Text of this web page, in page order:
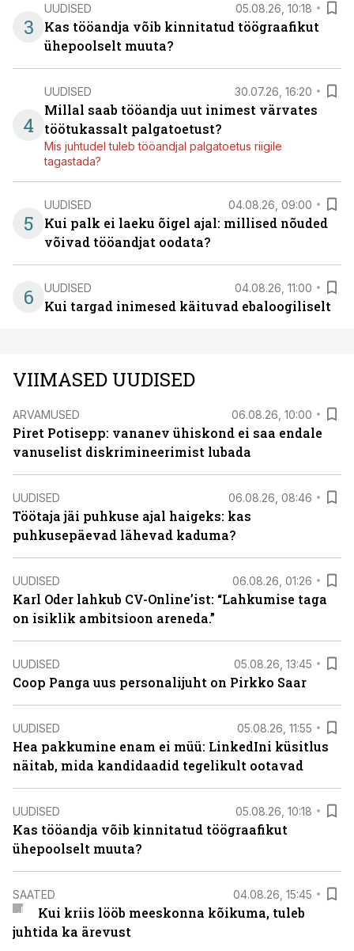
3
UUDISED 05.08.26, 10:18
Kas tööandja võib kinnitatud töögraafikut
ühepoolselt muuta?
4
UUDISED 30.07.26, 16:20
Millal saab tööandja uut inimest värvates
töötukassalt palgatoetust?
Mis juhtudel tuleb tööandjal palgatoetus riigile
tagastada?
5
UUDISED 04.08.26, 09:00
Kui palk ei laeku õigel ajal: millised nõuded
võivad tööandjat oodata?
6 UUDISED 04.08.26, 11:00
Kui targad inimesed käituvad ebaloogiliselt
VIIMASED UUDISED
ARVAMUSED 06.08.26, 10:00
Piret Potisepp: vananev ühiskond ei saa endale
vanuselist diskrimineerimist lubada
UUDISED 06.08.26, 08:46
Töötaja jäi puhkuse ajal haigeks: kas
puhkusepäevad lähevad kaduma?
UUDISED 06.08.26, 01:26
Karl Oder lahkub CV-Online’ist: “Lahkumise taga
on isiklik ambitsioon areneda.”
UUDISED 05.08.26, 13:45
Coop Panga uus personalijuht on Pirkko Saar
UUDISED 05.08.26, 11:55
Hea pakkumine enam ei müü: LinkedIni küsitlus
näitab, mida kandidaadid tegelikult ootavad
UUDISED 05.08.26, 10:18
Kas tööandja võib kinnitatud töögraafikut
ühepoolselt muuta?
SAATED 04.08.26, 15:45
Kui kriis lööb meeskonna kõikuma, tuleb
juhtida ka ärevust